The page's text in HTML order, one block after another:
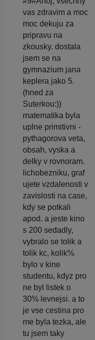
vas zdravim a moc
moc dekuju za
pripravu na
zkousky. dostala
jsem se na
gymnazium jana
keplera jako 5.
(hned za
Suterkou:))
matematika byla
uplne primitivni -
pythagorova veta,
obsah, vyska a
delky v rovnoram.
lichobezniku, graf
ujete vzdalenosti v
zavislosti na case,
kdy se potkali
apod. a jeste kino
s 200 sedadly,
vybralo se tolik a
tolik kc, kolik%
bylo v kine
studentu, kdyz pro
ne byl listek o
30% levnejsi. a to
je vse cestina pro
me byla tezka, ale
tu jsem taky